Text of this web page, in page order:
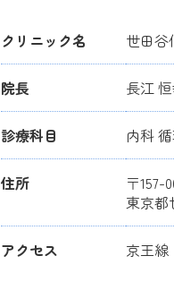
クリニック名 世田谷
院長 長江
診療科目 内科
住所
〒157-
東京都
アクセス 京王線